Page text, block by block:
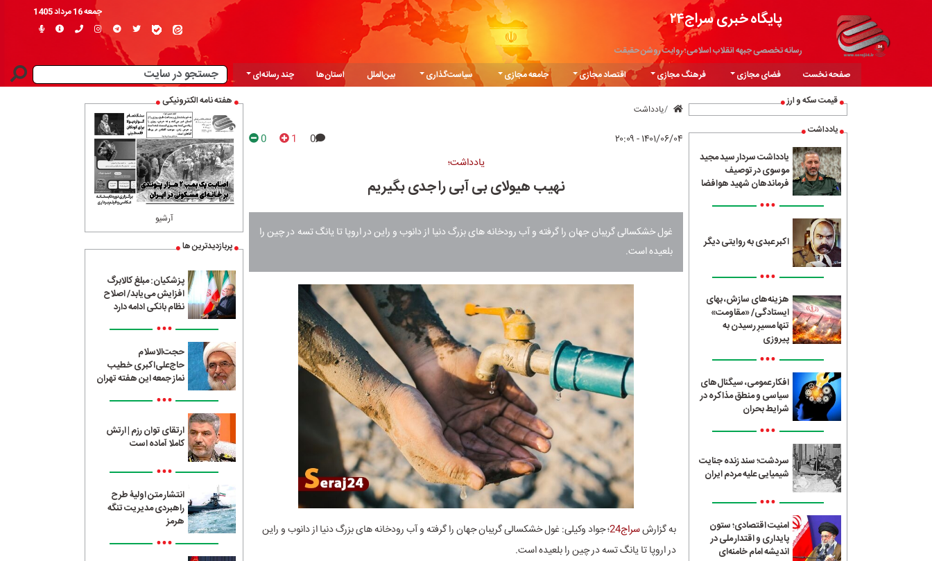
پایگاه خبری سراج۲۴
رسانه تخصصی جبهه انقلاب اسلامی؛ روایت روشن حقیقت
جمعه 16 مرداد 1405
صفحه نخست فضای مجازی فرهنگ مجازی اقتصاد مجازی جامعه مجازی سیاست‌گذاری بین‌الملل استان‌ها
چند رسانه‌ای
قیمت سکه و ارز
یادداشت
یادداشت سردار سید مجید
موسوی در توصیف
فرماندهان شهید هوافضا
•••
اکبر عبدی به روایتی دیگر
•••
هزینه‌های سازش، بهای
ایستادگی/ «مقاومت»
تنها مسیرِ رسیدن به
پیروزی
•••
افکار عمومی، سیگنال‌های
سیاسی و منطق مذاکره در
شرایط بحران
•••
سردشت؛ سند زنده جنایت
شیمیایی علیه مردم ایران
•••
امنیت اقتصادی؛ ستون
پایداری و اقتدار ملی در
اندیشه امام خامنه‌ای
یادداشت
۱۴۰۱/۰۶/۰۴ - ۲۰:۰۹ 0
1
0
یادداشت؛
نهیب هیولای بی آبی را جدی بگیریم
غول خشکسالی گریبان جهان را گرفته و آب رودخانه های بزرگ دنیا از دانوب و راین در اروپا تا یانگ تسه در چین را
بلعیده است.
به گزارشسراج24
؛ جواد وکیلی: غول خشکسالی گریبان جهان را گرفته و آب رودخانه های بزرگ دنیا از دانوب و راین
در اروپا تا یانگ تسه در چین را بلعیده است.
هفته نامه الکترونیکی
آرشیو
پربازدیدترین ها
پزشکیان: مبلغ کالابرگ
افزایش می‌یابد/ اصلاح
نظام بانکی ادامه دارد
•••
حجت‌الاسلام
حاج‌علی‌اکبری خطیب
نماز جمعه این هفته تهران
•••
ارتقای توان رزم | ارتش
کاملا آماده است
•••
انتشار متن اولیۀ طرح
راهبردی مدیریت تنگه
هرمز
•••